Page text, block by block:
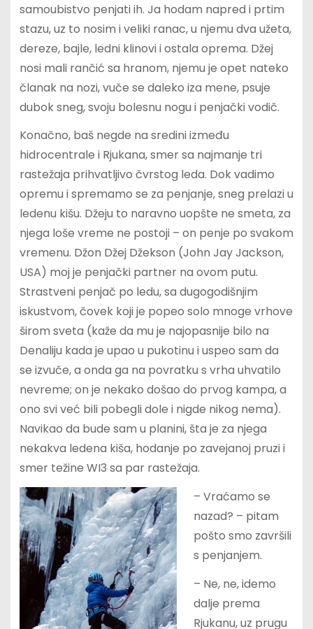
samoubistvo penjati ih. Ja hodam napred i prtim
stazu, uz to nosim i veliki ranac, u njemu dva užeta,
dereze, bajle, ledni klinovi i ostala oprema. Džej
nosi mali rančić sa hranom, njemu je opet nateko
članak na nozi, vuče se daleko iza mene, psuje
dubok sneg, svoju bolesnu nogu i penjački vodič.
Konačno, baš negde na sredini između
hidrocentrale i Rjukana, smer sa najmanje tri
rastežaja prihvatljivo čvrstog leda. Dok vadimo
opremu i spremamo se za penjanje, sneg prelazi u
ledenu kišu. Džeju to naravno uopšte ne smeta, za
njega loše vreme ne postoji – on penje po svakom
vremenu. Džon Džej Džekson (John Jay Jackson,
USA) moj je penjački partner na ovom putu.
Strastveni penjač po ledu, sa dugogodišnjim
iskustvom, čovek koji je popeo solo mnoge vrhove
širom sveta (kaže da mu je najopasnije bilo na
Denaliju kada je upao u pukotinu i uspeo sam da
se izvuče, a onda ga na povratku s vrha uhvatilo
nevreme; on je nekako došao do prvog kampa, a
ono svi već bili pobegli dole i nigde nikog nema).
Navikao da bude sam u planini, šta je za njega
nekakva ledena kiša, hodanje po zavejanoj pruzi i
smer težine WI3 sa par rastežaja.
– Vraćamo se
nazad? – pitam
pošto smo završili
s penjanjem.
– Ne, ne, idemo
dalje prema
Rjukanu, uz prugu